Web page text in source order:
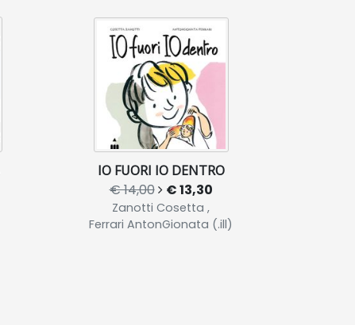
IO FUORI IO DENTRO
€ 14,00 € 13,30
Zanotti Cosetta ,
Ferrari AntonGionata (.ill)